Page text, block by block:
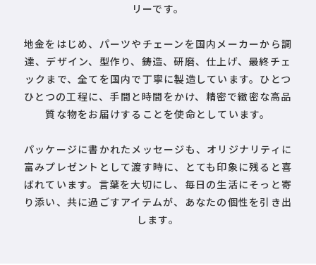
リーです。
地金をはじめ、パーツやチェーンを国内メーカーから調
達、デザイン、型作り、鋳造、研磨、仕上げ、最終チェ
ックまで、全てを国内で丁寧に製造しています。ひとつ
ひとつの工程に、手間と時間をかけ、精密で緻密な高品
質な物をお届けすることを使命としています。
パッケージに書かれたメッセージも、オリジナリティに
富みプレゼントとして渡す時に、とても印象に残ると喜
ばれています。言葉を大切にし、毎日の生活にそっと寄
り添い、共に過ごすアイテムが、あなたの個性を引き出
します。